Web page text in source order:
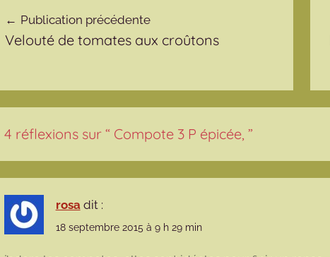
Publication précédente
Velouté de tomates aux croûtons
4 réflexions sur “ Compote 3 P épicée, ”
rosa dit :
18 septembre 2015 à 9 h 29 min